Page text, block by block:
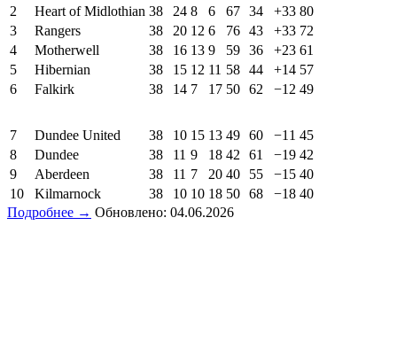
2
Heart of Midlothian 38 24 8 6 67 34 +33 80
3
Rangers 38 20 12 6 76 43 +33 72
4
Motherwell 38 16 13 9 59 36 +23 61
5
Hibernian 38 15 12 11 58 44 +14 57
6
Falkirk 38 14 7 17 50 62 −12 49
7 Dundee United 38 10 15 13 49 60 −11 45
8
Dundee 38 11 9 18 42 61 −19 42
9
Aberdeen 38 11 7 20 40 55 −15 40
10
Kilmarnock 38 10 10 18 50 68 −18 40
Подробнее → Обновлено: 04.06.2026